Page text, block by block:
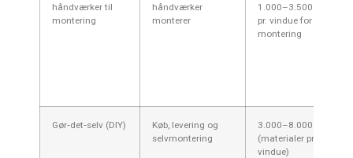
håndværker til
montering
håndværker
monterer
1.000–3.500 kr.
pr. vindue for
montering
Gør‑det‑selv (DIY)
Køb, levering og
selvmontering
3.000–8.000 kr.
(materialer pr.
vindue)